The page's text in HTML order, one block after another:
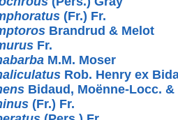
(Fr.) Fr.
Brandrud & Melot
Fr.
M.M. Moser
Rob. Henry ex
Bidaud, Moënne-Locc. &
(Fr.) Fr.